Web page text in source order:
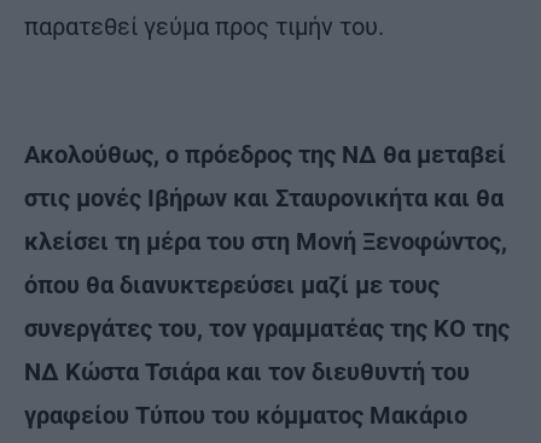
παρατεθεί γεύμα προς τιμήν του.
Ακολούθως, ο πρόεδρος της ΝΔ θα μεταβεί
στις μονές Ιβήρων και Σταυρονικήτα και θα
κλείσει τη μέρα του στη Μονή Ξενοφώντος,
όπου θα διανυκτερεύσει μαζί με τους
συνεργάτες του, τον γραμματέας της ΚΟ της
ΝΔ Κώστα Τσιάρα και τον διευθυντή του
γραφείου Τύπου του κόμματος Μακάριο